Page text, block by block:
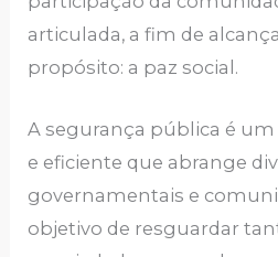
articulada, a fim de
propósito: a paz social.
A segurança pública é
e eficiente que abrange
governamentais e
objetivo de resguardar